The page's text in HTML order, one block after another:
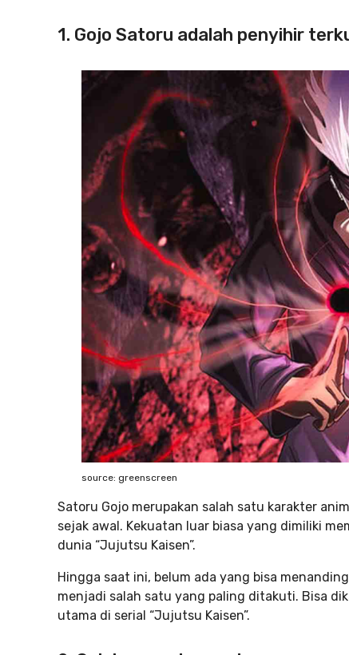
1. Gojo Satoru adalah penyihir
source: greenscreen
Satoru Gojo merupakan salah satu karakter
sejak awal. Kekuatan luar biasa yang dimiliki
dunia “Jujutsu Kaisen”.
Hingga saat ini, belum ada yang bisa
menjadi salah satu yang paling ditakuti. Bisa
utama di serial “Jujutsu Kaisen”.